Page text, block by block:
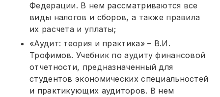
Федерации. В нем рассматриваются все
виды налогов и сборов, а также правила
их расчета и уплаты;
«Аудит: теория и практика» – В.И.
Трофимов. Учебник по аудиту финансовой
отчетности, предназначенный для
студентов экономических специальностей
и практикующих аудиторов. В нем